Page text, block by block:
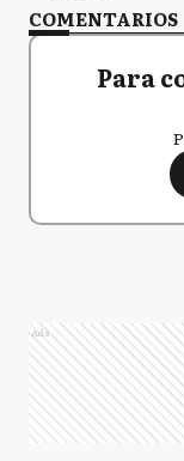
COMENTARIOS
Para
Ads